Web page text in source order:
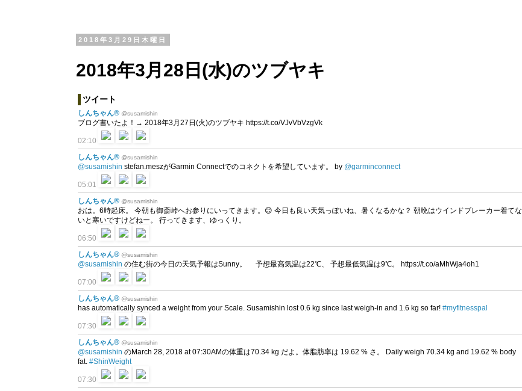
2018年3月29日木曜日
2018年3月28日(水)のツブヤキ
ツイート
しんちゃん® @susamishin
ブログ書いたよ！→ 2018年3月27日(火)のツブヤキ https://t.co/VJvVbVzgVk
02:10
しんちゃん® @susamishin
@susamishin stefan.meszがGarmin Connectでのコネクトを希望しています。 by @garminconnect
05:01
しんちゃん® @susamishin
おは。6時起床。 今朝も御斎峠へお参りにいってきます。😊 今日も良い天気っぽいね、暑くなるかな？ 朝晩はウインドブレーカー着てな
いと寒いですけどねー。 行ってきます、ゆっくり。
06:50
しんちゃん® @susamishin
@susamishin の住む街の今日の天気予報はSunny。 予想最高気温は22℃、 予想最低気温は9℃。 https://t.co/aMhWja4oh1
07:00
しんちゃん® @susamishin
has automatically synced a weight from your Scale. Susamishin lost 0.6 kg since last weigh-in and 1.6 kg so far! #myfitnesspal
07:30
しんちゃん® @susamishin
@susamishin のMarch 28, 2018 at 07:30AMの体重は70.34 kg だよ。体脂肪率は 19.62 % さ。 Daily weigh 70.34 kg and 19.62 % body
fat. #ShinWeight
07:30